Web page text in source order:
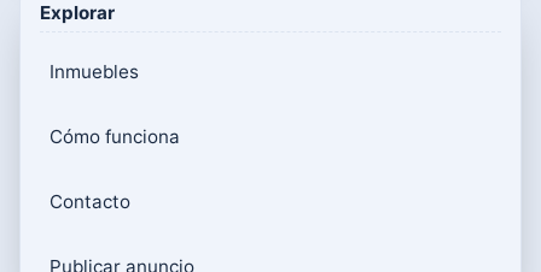
Explorar
Inmuebles
Cómo funciona
Contacto
Publicar anuncio